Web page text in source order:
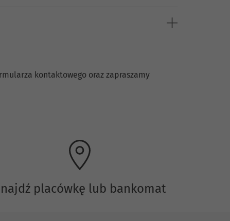
kontaktowego oraz zapraszamy
placówkę lub bankomat